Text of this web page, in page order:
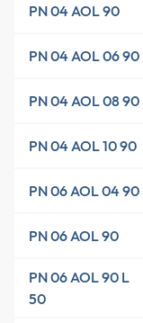
PN 04 AOL 90
PN 04 AOL 06 90
PN 04 AOL 08 90
PN 04 AOL 10 90
PN 06 AOL 04 90
PN 06 AOL 90
PN 06 AOL 90 L
50